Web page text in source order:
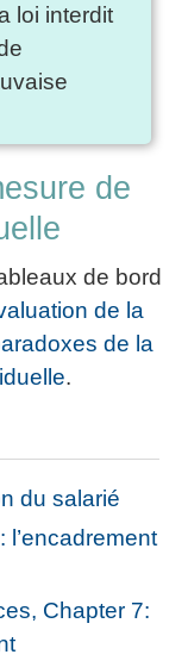
loi interdit
de
de bord
de la
de la
.
du salarié
l’encadrement
Chapter 7: